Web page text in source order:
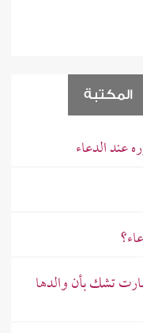
المكتبة
الدعاء
تشك بأن والدها